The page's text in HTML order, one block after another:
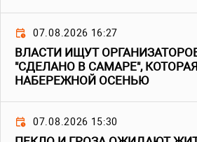
07.08.2026 16:27
ВЛАСТИ ИЩУТ
"СДЕЛАНО В САМАРЕ",
НАБЕРЕЖНОЙ ОСЕНЬЮ
07.08.2026 15:30